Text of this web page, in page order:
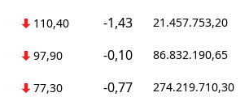
110,40 -1,43 21.457.753,20
97,90 -0,10 86.832.190,65
77,30 -0,77 274.219.710,30